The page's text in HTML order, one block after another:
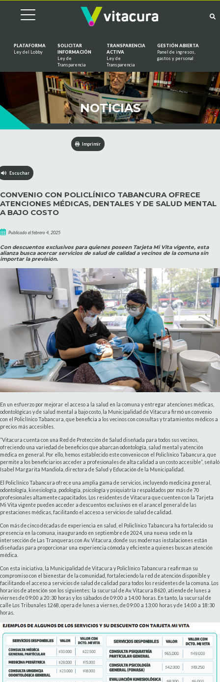
PLATAFORMA
Ley del Lobby
SOLICITAR
INFORMACIÓN
Ley de
Transparencia
TRANSPARENCIA
ACTIVA
Ley de
Transparencia
GESTIÓN ABIERTA
Panel de ingresos,
gastos y personal
NOTICIAS
Imprimir
Escuchar
CONVENIO CON POLICLÍNICO TABANCURA OFRECE
ATENCIONES MÉDICAS, DENTALES Y DE SALUD MENTAL
A BAJO COSTO
Publicado el febrero 4, 2025
Con descuentos exclusivos para quienes poseen Tarjeta Mi Vita vigente, esta
alianza busca acercar servicios de salud de calidad a vecinos de la comuna sin
importar la previsión.
En un esfuerzo por mejorar el acceso a la salud en la comuna y entregar atenciones médicas,
odontológicas y de salud mental a bajo costo, la Municipalidad de Vitacura firmó un convenio
con el Policlínico Tabancura, que beneficia a los vecinos con consultas y tratamientos médicos a
precios más accesibles.
“Vitacura cuenta con una Red de Protección de Salud diseñada para todos sus vecinos,
ofreciendo una variedad de beneficios que abarcan odontología, salud mental y atención
médica en general. Por ello, hemos establecido este convenio con el Policlínico Tabancura, que
permite a los beneficiarios acceder a profesionales de alta calidad a un costo accesible”, señaló
Isabel Margarita Mandiola, directora de Salud y Educación de la Municipalidad.
El Policlínico Tabancura ofrece una amplia gama de servicios, incluyendo medicina general,
odontología, kinesiología, podología, psicología y psiquiatría respaldados por más de 70
profesionales altamente capacitados. Los residentes de Vitacura que cuenten con la Tarjeta
Mi Vita vigente pueden acceder a descuentos exclusivos en el arancel general de las
prestaciones médicas, facilitando el acceso a servicios de salud de calidad.
Con más de cinco décadas de experiencia en salud, el Policlínico Tabancura ha fortalecido su
presencia en la comuna, inaugurando en septiembre de 2024, una nueva sede en la
intersección de Las Tranqueras con Av. Vitacura, donde sus modernas instalaciones están
diseñadas para proporcionar una experiencia cómoda y eficiente a quienes buscan atención
médica.
Con esta iniciativa, la Municipalidad de Vitacura y Policlínico Tabancura reafirman su
compromiso con el bienestar de la comunidad, fortaleciendo la red de atención disponible y
facilitando el acceso a servicios de salud de calidad para todos los residentes de la comuna. Los
horarios de atención son los siguientes: la sucursal de Av. Vitacura 8620, atiende de lunes a
viernes de 09:00 a 20:30 horas y los sábados de 09:00 a 14:00 horas. En tanto, la sucursal de
calle Los Tribunales 1268, opera de lunes a viernes, de 09:00 a 13:00 horas y de 14:00 a 18:30
horas.